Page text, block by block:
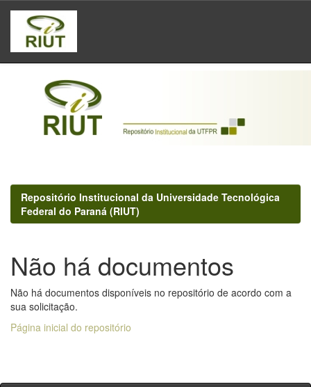
Skip
navigation
Repositório Institucional da Universidade Tecnológica
Federal do Paraná (RIUT)
Não há documentos
Não há documentos disponíveis no repositório de acordo com a
sua solicitação.
Página inicial do repositório